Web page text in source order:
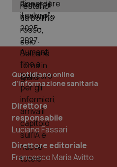
Quotidiano online
d'informazione sanitaria
Direttore
responsabile
Luciano Fassari
Direttore editoriale
Francesco Maria Avitto
PHPSESSID